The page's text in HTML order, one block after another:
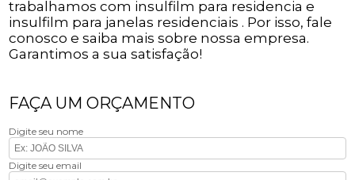
trabalhamos com insulfilm para residencia e
insulfilm para janelas residenciais . Por isso, fale
conosco e saiba mais sobre nossa empresa.
Garantimos a sua satisfação!
FAÇA UM ORÇAMENTO
Digite seu nome
Digite seu email